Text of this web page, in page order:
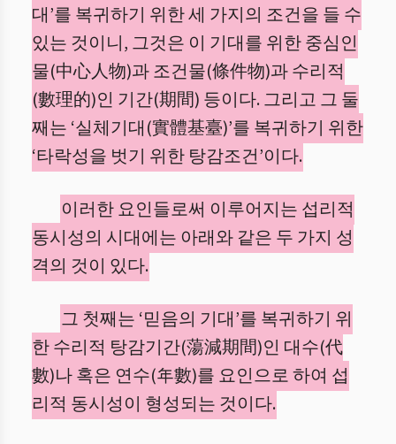
대’를 복귀하기 위한 세 가지의 조건을 들 수
있는 것이니, 그것은 이 기대를 위한 중심인
물(中心人物)과 조건물(條件物)과 수리적
(數理的)인 기간(期間) 등이다. 그리고 그 둘
째는 ‘실체기대(實體基臺)’를 복귀하기 위한
‘타락성을 벗기 위한 탕감조건’이다.
이러한 요인들로써 이루어지는 섭리적
동시성의 시대에는 아래와 같은 두 가지 성
격의 것이 있다.
그 첫째는 ‘믿음의 기대’를 복귀하기 위
한 수리적 탕감기간(蕩減期間)인 대수(代
數)나 혹은 연수(年數)를 요인으로 하여 섭
리적 동시성이 형성되는 것이다.